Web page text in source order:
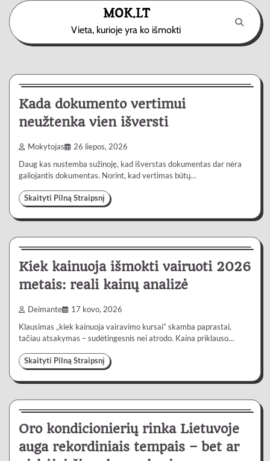
Skip
content
MOK.LT
Vieta, kurioje yra ko išmokti
3 min 0
Paslaugos
Kada dokumento vertimui
neužtenka vien išversti
Mokytojas 26 liepos, 2026
Daug kas nustemba sužinoję, kad išverstas dokumentas dar nėra
galiojantis dokumentas. Norint, kad vertimas būtų…
Skaityti Pilną Straipsnį
4 min
Kiek kainuoja išmokti vairuoti 2026
metais: reali kainų analizė
Deimante 17 kovo, 2026
Klausimas „kiek kainuoja vairavimo kursai” skamba paprastai,
tačiau atsakymas – sudėtingesnis nei atrodo. Kaina priklauso…
Skaityti Pilną Straipsnį
4 min
Oro kondicionierių rinka Lietuvoje
auga rekordiniais tempais – bet ar